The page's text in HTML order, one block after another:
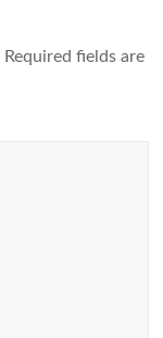
Required fields are